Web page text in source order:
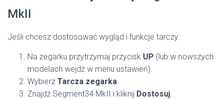
MkII
Jeśli chcesz dostosować wygląd i funkcje tarczy:
Na zegarku przytrzymaj przycisk UP (lub w nowszych
modelach wejdź w menu ustawień).
Wybierz Tarcza zegarka.
Znajdź Segment34 MkII i kliknij Dostosuj.